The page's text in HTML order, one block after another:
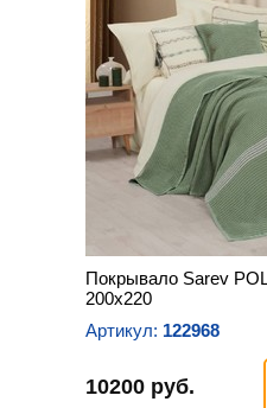
Покрывало Sarev
200х220
Артикул: 122968
10200 руб.